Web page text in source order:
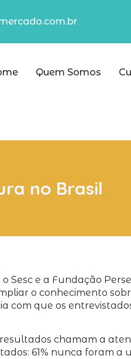
Quem Somos
no Brasil
Sesc e a Fundação
o conhecimento
com que os
chamam a
61% nunca foram a